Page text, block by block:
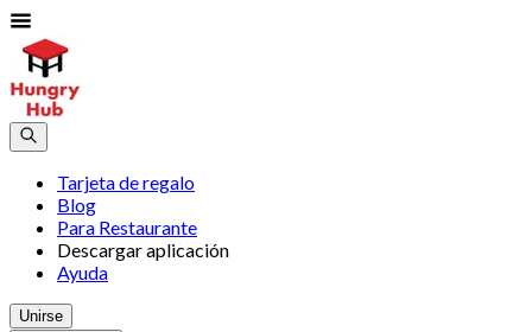
Tarjeta de regalo
Blog
Para Restaurante
Descargar aplicación
Ayuda
Unirse